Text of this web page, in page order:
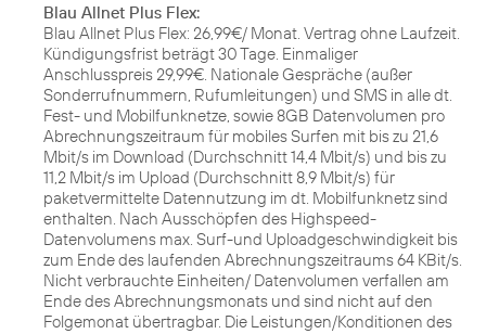
Blau Allnet Plus Flex:
Blau Allnet Plus Flex: 26,99€/ Monat. Vertrag ohne Laufzeit.
Kündigungsfrist beträgt 30 Tage. Einmaliger
Anschlusspreis 29,99€. Nationale Gespräche (außer
Sonderrufnummern, Rufumleitungen) und SMS in alle dt.
Fest- und Mobilfunknetze, sowie 8GB Datenvolumen pro
Abrechnungszeitraum für mobiles Surfen mit bis zu 21,6
Mbit/s im Download (Durchschnitt 14,4 Mbit/s) und bis zu
11,2 Mbit/s im Upload (Durchschnitt 8,9 Mbit/s) für
paketvermittelte Datennutzung im dt. Mobilfunknetz sind
enthalten. Nach Ausschöpfen des Highspeed-
Datenvolumens max. Surf-und Uploadgeschwindigkeit bis
zum Ende des laufenden Abrechnungszeitraums 64 KBit/s.
Nicht verbrauchte Einheiten/ Datenvolumen verfallen am
Ende des Abrechnungsmonats und sind nicht auf den
Folgemonat übertragbar. Die Leistungen/Konditionen des